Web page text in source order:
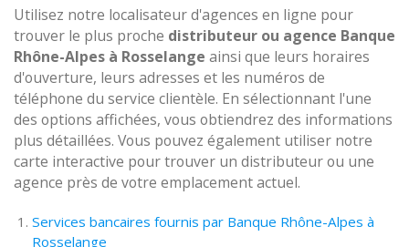
Utilisez notre localisateur d'agences en ligne pour
trouver le plus proche distributeur ou agence Banque
Rhône-Alpes à Rosselange ainsi que leurs horaires
d'ouverture, leurs adresses et les numéros de
téléphone du service clientèle. En sélectionnant l'une
des options affichées, vous obtiendrez des informations
plus détaillées. Vous pouvez également utiliser notre
carte interactive pour trouver un distributeur ou une
agence près de votre emplacement actuel.
Services bancaires fournis par Banque Rhône-Alpes à
Rosselange